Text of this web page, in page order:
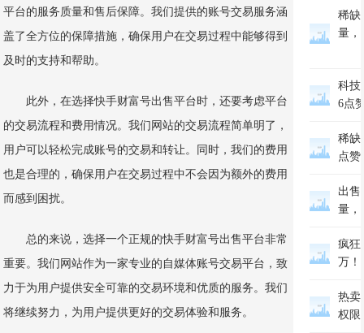
平台的服务质量和售后保障。我们提供的账号交易服务涵
盖了全方位的保障措施，确保用户在交易过程中能够得到
及时的支持和帮助。
此外，在选择快手财富号出售平台时，还要考虑平台
的交易流程和费用情况。我们网站的交易流程简单明了，
用户可以轻松完成账号的交易和转让。同时，我们的费用
也是合理的，确保用户在交易过程中不会因为额外的费用
而感到困扰。
总的来说，选择一个正规的快手财富号出售平台非常
重要。我们网站作为一家专业的自媒体账号交易平台，致
力于为用户提供安全可靠的交易环境和优质的服务。我们
将继续努力，为用户提供更好的交易体验和服务。
稀缺
量，
科技
6点
稀缺
点
出售
量，
疯狂
万！
热卖
权限